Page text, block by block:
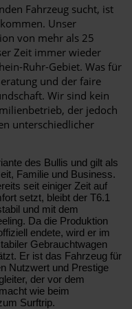
Fahrzeug sucht, ist
Unser
von mehr als 25
Zeit immer wieder
Ruhr-Gebiet. Was für
und der faire
Wir sind kein
der jedoch
unterschiedlicher
des Bullis und gilt als
Familie und Business.
seit einiger Zeit auf
setzt, bleibt der T6.1
und mit dem
Da die Produktion
endete, wird er im
Gebrauchtwagen
Er ist das Fahrzeug für
Nutzwert und Prestige
der vor dem
wie beim
Surftrip.